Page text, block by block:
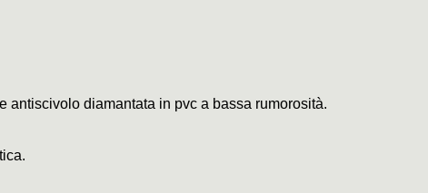
antiscivolo diamantata in pvc a bassa rumorosità.